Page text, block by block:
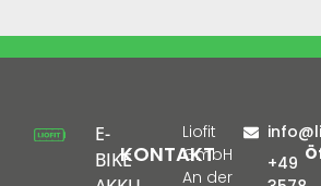
E-
BIKEKONTAKT
Liofit
GmbH
An der
+49